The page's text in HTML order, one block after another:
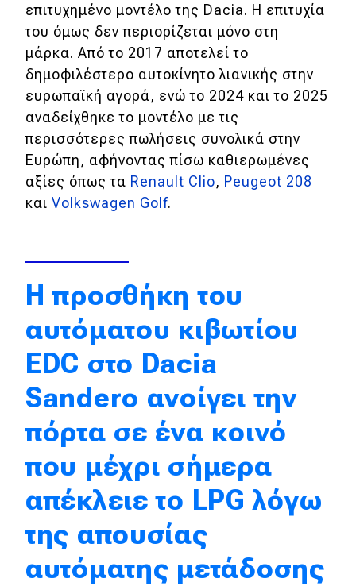
Αγώνες
Formula 1
WRC
Motorsport
Eco
Νέα
Mobility
Σταθμοί φόρτισης
Classic
Νέα
Παρουσιάσεις
DRIVE Away
Μεταχειρισμένο
επιτυχημένο μοντέλο της Dacia. Η επιτυχία
του όμως δεν περιορίζεται μόνο στη
μάρκα. Από το 2017 αποτελεί το
δημοφιλέστερο αυτοκίνητο λιανικής στην
ευρωπαϊκή αγορά, ενώ το 2024 και το 2025
αναδείχθηκε το μοντέλο με τις
περισσότερες πωλήσεις συνολικά στην
Ευρώπη, αφήνοντας πίσω καθιερωμένες
αξίες όπως τα Renault Clio, Peugeot 208
και Volkswagen Golf.
Η προσθήκη του
αυτόματου κιβωτίου
EDC στο Dacia
Sandero ανοίγει την
πόρτα σε ένα κοινό
που μέχρι σήμερα
απέκλειε το LPG λόγω
της απουσίας
αυτόματης μετάδοσης